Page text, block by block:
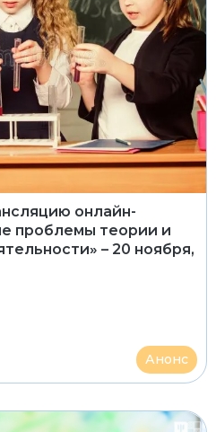
онлайн-
проблемы теории и
– 20 ноября,
Анонс